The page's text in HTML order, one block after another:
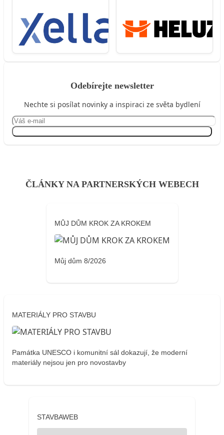
Odebírejte newsletter
Nechte si posílat novinky a inspiraci ze světa bydlení
ČLÁNKY NA PARTNERSKÝCH WEBECH
MŮJ DŮM KROK ZA KROKEM
Můj dům 8/2026
MATERIÁLY PRO STAVBU
Památka UNESCO i komunitní sál dokazují, že moderní
materiály nejsou jen pro novostavby
STAVBAWEB